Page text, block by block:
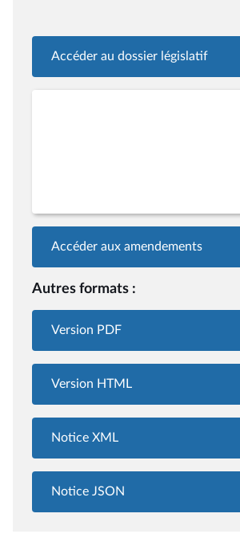
Accéder au dossier législatif
Accéder aux amendements
Autres formats :
Version PDF
Version HTML
Notice XML
Notice JSON